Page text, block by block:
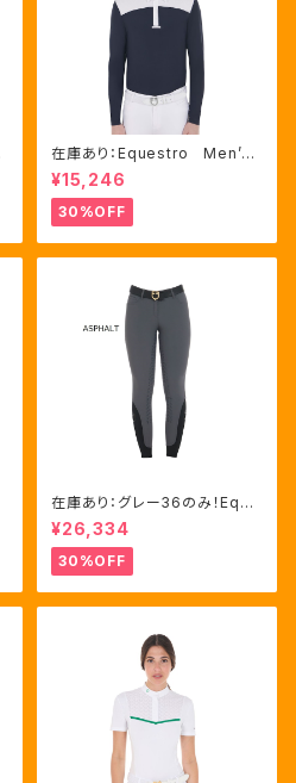
在庫あり：Equestro Men’ｓ
メッシュコンビ 長袖 競技用
シャツ 2色Mサイズ（ETM000
60）
¥15,246
30%OFF
在庫あり：グレー36のみ！Eque
stro Women's Aria キュロ
ット FULLグリップ（ET0675
0）
¥26,334
30%OFF